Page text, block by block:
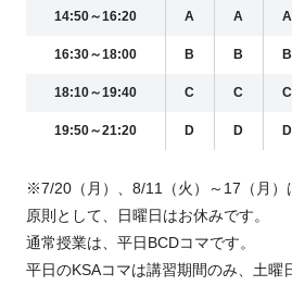
14:50～16:20 A A A
16:30～18:00 B B B
18:10～19:40 C C C
19:50～21:20 D D D
※7/20（月）、8/11（火）～17（月）
原則として、日曜日はお休みです。
通常授業は、平日BCDコマです。
平日のKSAコマは講習期間のみ、土曜